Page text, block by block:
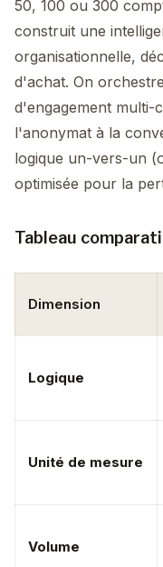
50, 100 ou 300
construit une
organisationnelle,
d'achat. On
d'engagement multi-
l'anonymat à la
logique un-vers-un
optimisée pour la
Tableau
Dimension
Logique
Unité de mesure
Volume